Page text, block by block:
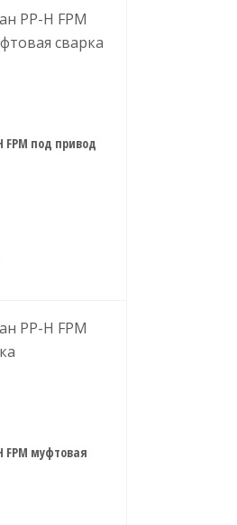
FPM под привод
FPM муфтовая